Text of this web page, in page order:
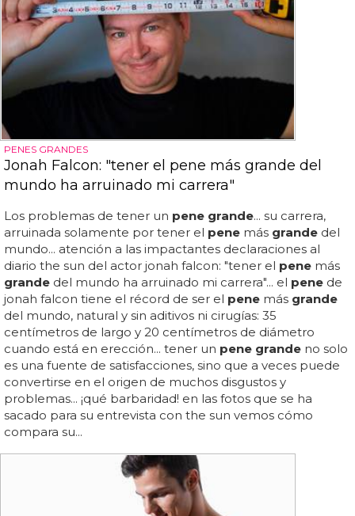
PENES GRANDES
Jonah Falcon: "tener el pene más grande del
mundo ha arruinado mi carrera"
Los problemas de tener un pene grande... su carrera,
arruinada solamente por tener el pene más grande del
mundo... atención a las impactantes declaraciones al
diario the sun del actor jonah falcon: "tener el pene más
grande del mundo ha arruinado mi carrera"... el pene de
jonah falcon tiene el récord de ser el pene más grande
del mundo, natural y sin aditivos ni cirugías: 35
centímetros de largo y 20 centímetros de diámetro
cuando está en erección... tener un pene grande no solo
es una fuente de satisfacciones, sino que a veces puede
convertirse en el origen de muchos disgustos y
problemas... ¡qué barbaridad! en las fotos que se ha
sacado para su entrevista con the sun vemos cómo
compara su...